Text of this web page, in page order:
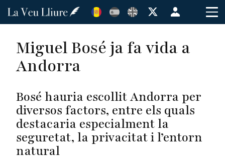
Vés
Menú
de
de
Miguel Bosé ja fa vida a
Andorra
Bosé hauria escollit Andorra per
diversos factors, entre els quals
destacaria especialment la
seguretat, la privacitat i l’entorn
natural